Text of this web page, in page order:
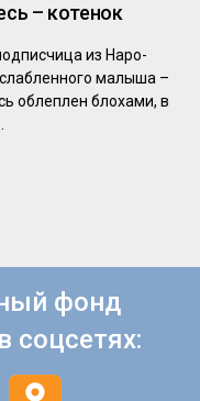
– котенок
из Наро-
малыша –
облеплен блохами, в
.
фонд
соцсетях: